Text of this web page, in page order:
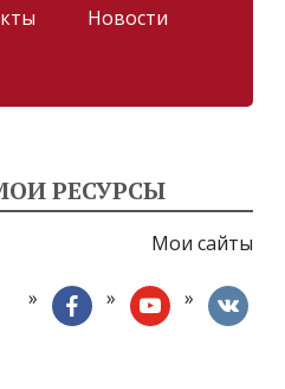
Новости
РЕСУРСЫ
Мои сайты
facebookyoutube vkontakte